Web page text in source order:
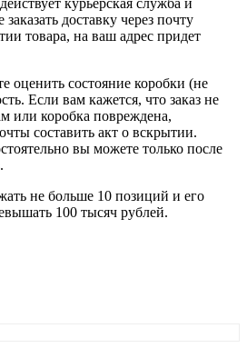
доставку через почту
товара, на ваш адрес придет
оценить состояние коробки (не
Если вам кажется, что заказ не
или коробка повреждена,
составить акт о вскрытии.
вы можете только после
не больше 10 позиций и его
100 тысяч рублей.